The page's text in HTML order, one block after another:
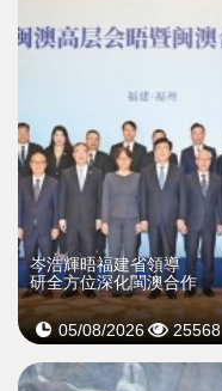
岑浩輝晤福建省領導
研全方位深化閩澳合作
05/08/2026 25568